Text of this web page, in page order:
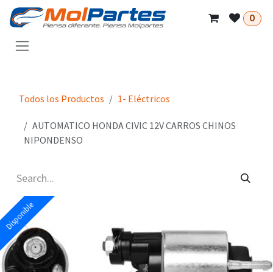
Skip to Content
0
Todos los Productos 1- Eléctricos
AUTOMATICO HONDA CIVIC 12V CARROS CHINOS
NIPONDENSO
Disponible
Disponible